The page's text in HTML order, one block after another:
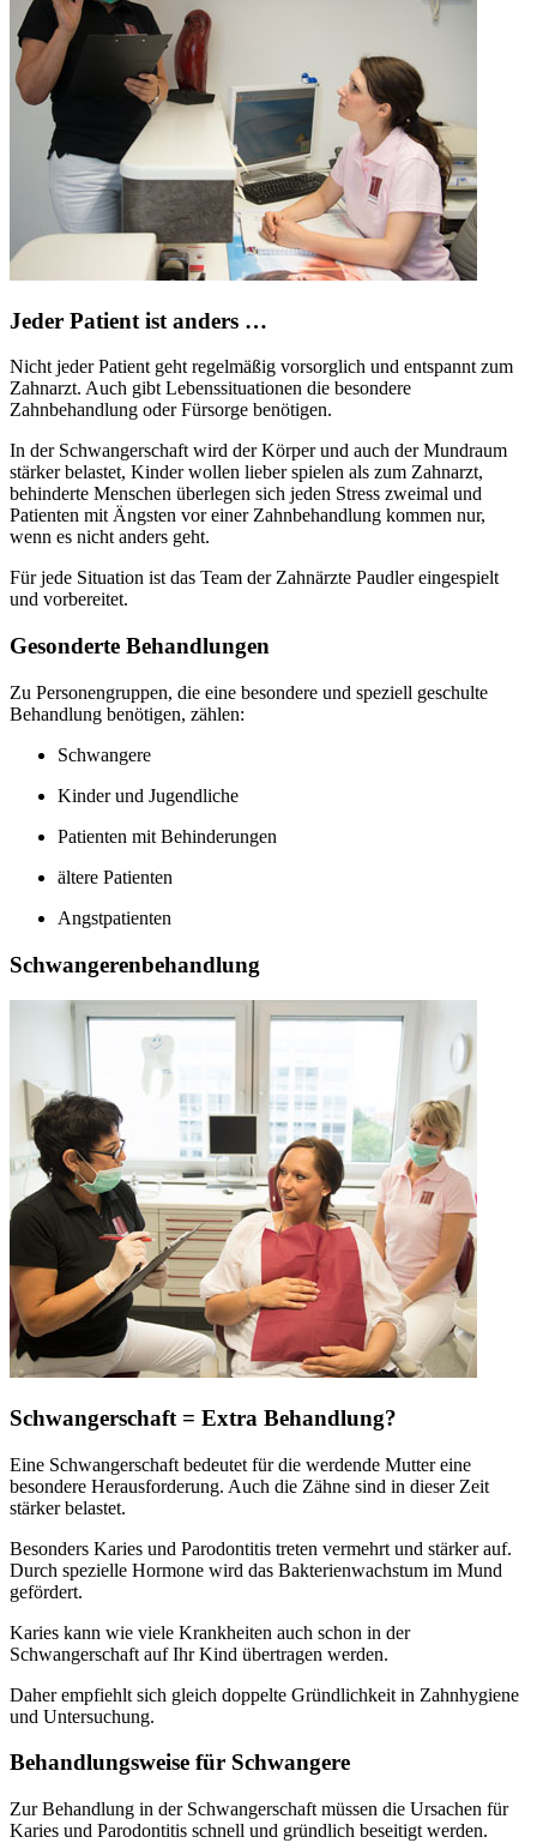
Jeder Patient ist anders …
Nicht jeder Patient geht regelmäßig vorsorglich und entspannt zum
Zahnarzt. Auch gibt Lebenssituationen die besondere
Zahnbehandlung oder Fürsorge benötigen.
In der Schwangerschaft wird der Körper und auch der Mundraum
stärker belastet, Kinder wollen lieber spielen als zum Zahnarzt,
behinderte Menschen überlegen sich jeden Stress zweimal und
Patienten mit Ängsten vor einer Zahnbehandlung kommen nur,
wenn es nicht anders geht.
Für jede Situation ist das Team der Zahnärzte Paudler eingespielt
und vorbereitet.
Gesonderte Behandlungen
Zu Personengruppen, die eine besondere und speziell geschulte
Behandlung benötigen, zählen:
Schwangere
Kinder und Jugendliche
Patienten mit Behinderungen
ältere Patienten
Angstpatienten
Schwangerenbehandlung
Schwangerschaft = Extra Behandlung?
Eine Schwangerschaft bedeutet für die werdende Mutter eine
besondere Herausforderung. Auch die Zähne sind in dieser Zeit
stärker belastet.
Besonders Karies und Parodontitis treten vermehrt und stärker auf.
Durch spezielle Hormone wird das Bakterienwachstum im Mund
gefördert.
Karies kann wie viele Krankheiten auch schon in der
Schwangerschaft auf Ihr Kind übertragen werden.
Daher empfiehlt sich gleich doppelte Gründlichkeit in Zahnhygiene
und Untersuchung.
Behandlungsweise für Schwangere
Zur Behandlung in der Schwangerschaft müssen die Ursachen für
Karies und Parodontitis schnell und gründlich beseitigt werden.